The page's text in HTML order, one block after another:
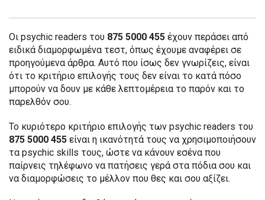
Οι psychic readers του 875 5000 455 έχουν περάσει από
ειδικά διαμορφωμένα τεστ, όπως έχουμε αναφέρει σε
προηγούμενα άρθρα. Αυτό που ίσως δεν γνωρίζεις, είναι
ότι το κριτήριο επιλογής τους δεν είναι το κατά πόσο
μπορούν να δουν με κάθε λεπτομέρεια το παρόν και το
παρελθόν σου.
Το κυριότερο κριτήριο επιλογής των psychic readers του
875 5000 455 είναι η ικανότητά τους να χρησιμοποιήσουν
τα psychic skills τους, ώστε να κάνουν εσένα που
παίρνεις τηλέφωνο να πατήσεις γερά στα πόδια σου και
να διαμορφώσεις το μέλλον που θες και σου αξίζει.